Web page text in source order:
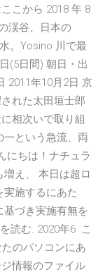
こから 2018 年 8
渓谷、日本の
。Yosino 川で最
(5日間) 朝日・出
2011年10月2日 京
れた太田垣士郎
相次いで取り組
一という急流、両
にちは！ナチュラ
え、 本日は超ロ
施するにあた
基づき実施有無を
読む. 2020年6 こ
のパソコンにあ
情報のファイル